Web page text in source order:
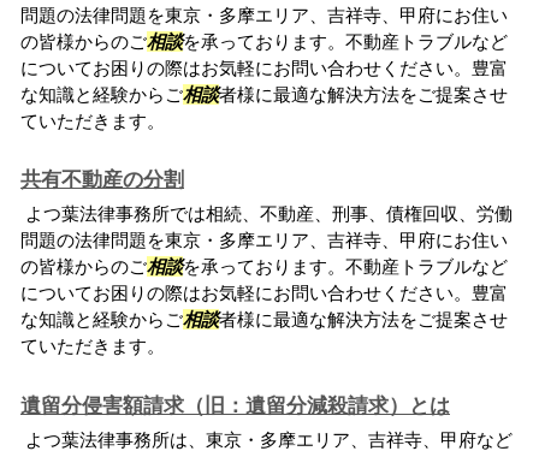
問題の法律問題を東京・多摩エリア、吉祥寺、甲府にお住い
の皆様からのご相談を承っております。不動産トラブルなど
についてお困りの際はお気軽にお問い合わせください。豊富
な知識と経験からご相談者様に最適な解決方法をご提案させ
ていただきます。
共有不動産の分割
よつ葉法律事務所では相続、不動産、刑事、債権回収、労働
問題の法律問題を東京・多摩エリア、吉祥寺、甲府にお住い
の皆様からのご相談を承っております。不動産トラブルなど
についてお困りの際はお気軽にお問い合わせください。豊富
な知識と経験からご相談者様に最適な解決方法をご提案させ
ていただきます。
遺留分侵害額請求（旧：遺留分減殺請求）とは
よつ葉法律事務所は、東京・多摩エリア、吉祥寺、甲府など